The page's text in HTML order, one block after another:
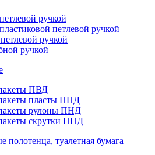
ручкой
петлевой ручкой
ручкой
ручкой
ПВД
пласты ПНД
рулоны ПНД
скрутки ПНД
полотенца, туалетная бумага